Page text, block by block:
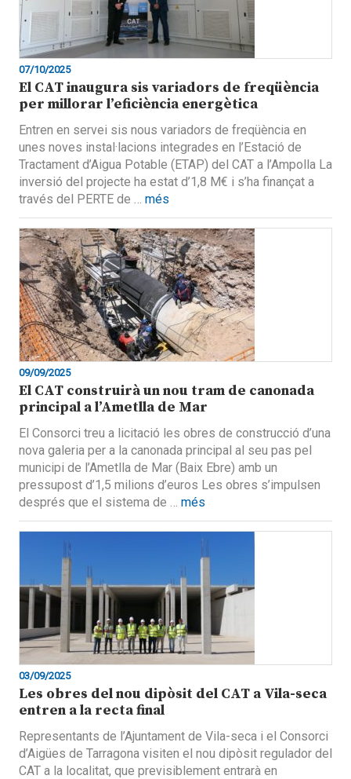
07/10/2025
El CAT inaugura sis variadors de freqüència
per millorar l’eficiència energètica
Entren en servei sis nous variadors de freqüència en
unes noves instal·lacions integrades en l’Estació de
Tractament d’Aigua Potable (ETAP) del CAT a l’Ampolla La
inversió del projecte ha estat d’1,8 M€ i s’ha finançat a
través del PERTE de … més
09/09/2025
El CAT construirà un nou tram de canonada
principal a l’Ametlla de Mar
El Consorci treu a licitació les obres de construcció d’una
nova galeria per a la canonada principal al seu pas pel
municipi de l’Ametlla de Mar (Baix Ebre) amb un
pressupost d’1,5 milions d’euros Les obres s’impulsen
després que el sistema de … més
03/09/2025
Les obres del nou dipòsit del CAT a Vila-seca
entren a la recta final
Representants de l’Ajuntament de Vila-seca i el Consorci
d’Aigües de Tarragona visiten el nou dipòsit regulador del
CAT a la localitat, que previsiblement entrarà en